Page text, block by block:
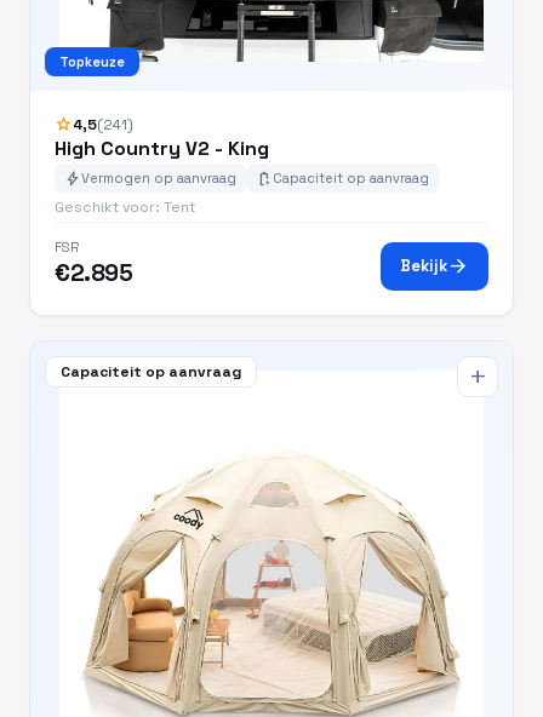
Topkeuze
star4,5(241)
High Country V2 - King
boltVermogen op aanvraag battery_charging_full Capaciteit op aanvraag
Geschikt voor: Tent
FSR
€2.895 Bekijkarrow_forward
Capaciteit op aanvraag add